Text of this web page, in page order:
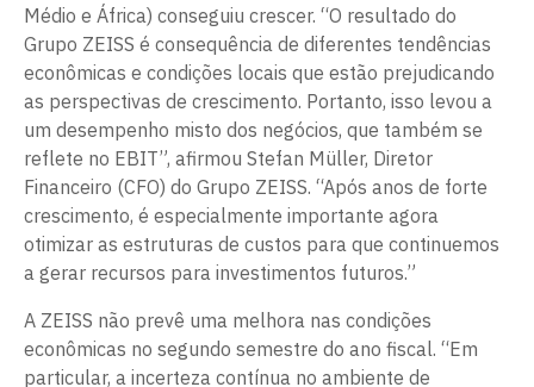
Médio e África) conseguiu crescer. “O resultado do
Grupo ZEISS é consequência de diferentes tendências
econômicas e condições locais que estão prejudicando
as perspectivas de crescimento. Portanto, isso levou a
um desempenho misto dos negócios, que também se
reflete no EBIT”, afirmou Stefan Müller, Diretor
Financeiro (CFO) do Grupo ZEISS. “Após anos de forte
crescimento, é especialmente importante agora
otimizar as estruturas de custos para que continuemos
a gerar recursos para investimentos futuros.”
A ZEISS não prevê uma melhora nas condições
econômicas no segundo semestre do ano fiscal. “Em
particular, a incerteza contínua no ambiente de